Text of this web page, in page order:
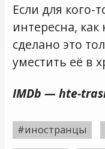
Если для кого-
интересна, как
сделано это
уместить её в
IMDb — hte-
#иностранцы